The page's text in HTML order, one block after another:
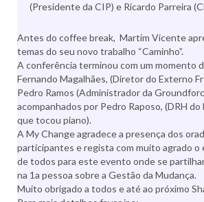
(Presidente da CIP) e Ricardo Parreira
Antes do coffee break, Martim Vicente
temas do seu novo trabalho “Caminho”.
A conferência terminou com um momento
Fernando Magalhães, (Diretor do Externo
Pedro Ramos (Administrador da
acompanhados por Pedro Raposo, (DRH
que tocou piano).
A My Change agradece a presença dos
participantes e regista com muito agrado
de todos para este evento onde se
na 1a pessoa sobre a Gestão da Mudança.
Muito obrigado a todos e até ao próximo